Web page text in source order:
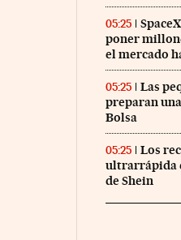
05:25
poner
el mercado
05:25
Las
preparan
Bolsa
05:25
Los
ultrarrápida
de Shein